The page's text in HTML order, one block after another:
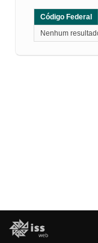
Código Federal
Nenhum